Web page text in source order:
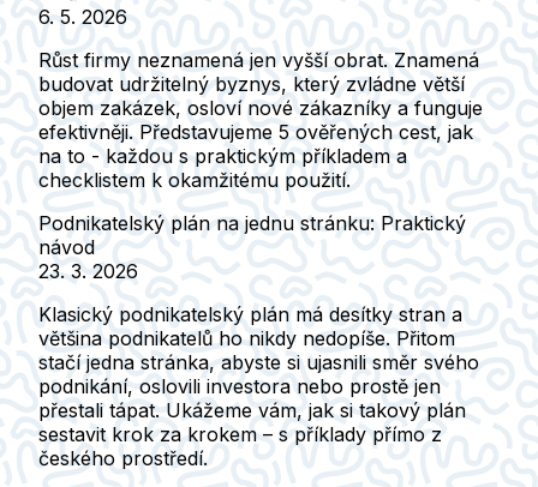
6. 5. 2026
Růst firmy neznamená jen vyšší obrat. Znamená
budovat udržitelný byznys, který zvládne větší
objem zakázek, osloví nové zákazníky a funguje
efektivněji. Představujeme 5 ověřených cest, jak
na to - každou s praktickým příkladem a
checklistem k okamžitému použití.
Podnikatelský plán na jednu stránku: Praktický
návod
23. 3. 2026
Klasický podnikatelský plán má desítky stran a
většina podnikatelů ho nikdy nedopíše. Přitom
stačí jedna stránka, abyste si ujasnili směr svého
podnikání, oslovili investora nebo prostě jen
přestali tápat. Ukážeme vám, jak si takový plán
sestavit krok za krokem – s příklady přímo z
českého prostředí.